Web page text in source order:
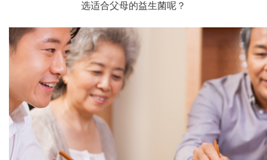
选适合父母的益生菌呢？